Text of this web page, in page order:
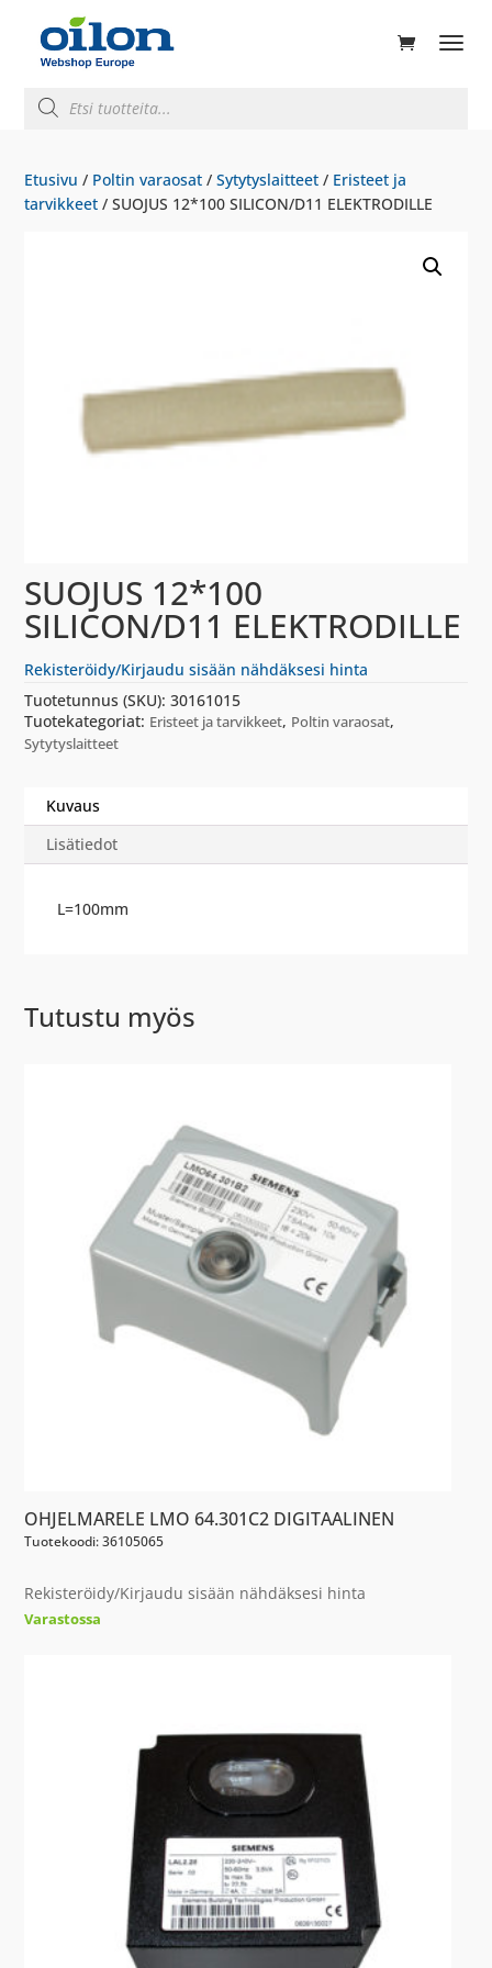
search
Etusivu / Poltin varaosat /Sytytyslaitteet / Eristeet ja
tarvikkeet / SUOJUS 12*100 SILICON/D11 ELEKTRODILLE
SUOJUS 12*100
SILICON/D11 ELEKTRODILLE
Rekisteröidy/Kirjaudu sisään nähdäksesi hinta
Tuotetunnus (SKU):30161015
Tuotekategoriat: Eristeet ja tarvikkeet, Poltin varaosat,
Sytytyslaitteet
Kuvaus
Lisätiedot
L=100mm
Tutustu myös
OHJELMARELE LMO 64.301C2 DIGITAALINEN
Tuotekoodi: 36105065
Rekisteröidy/Kirjaudu sisään nähdäksesi hinta
Varastossa